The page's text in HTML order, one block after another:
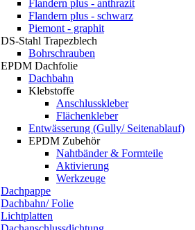
Flandern plus - anthrazit
Flandern plus - schwarz
Piemont - graphit
DS-Stahl Trapezblech
Bohrschrauben
EPDM Dachfolie
Dachbahn
Klebstoffe
Anschlusskleber
Flächenkleber
Entwässerung (Gully/ Seitenablauf)
EPDM Zubehör
Nahtbänder & Formteile
Aktivierung
Werkzeuge
Dachpappe
Dachbahn/ Folie
Lichtplatten